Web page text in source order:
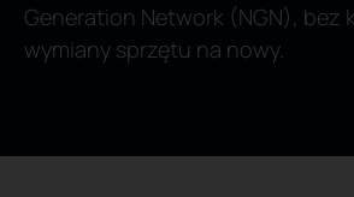
Generation Network (NGN), bez
wymiany sprzętu na nowy.